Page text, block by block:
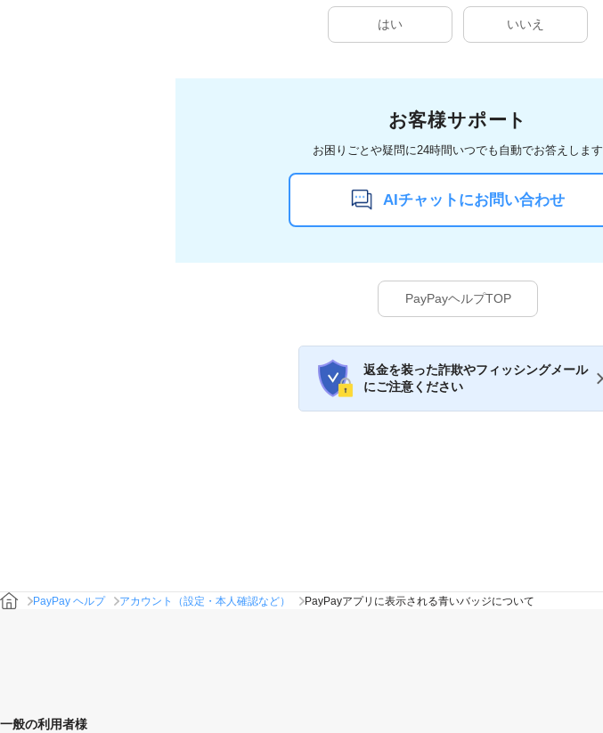
はい いいえ
お客様サポート
お困りごとや疑問に24時間いつでも自動でお答えします
AIチャットにお問い合わせ
PayPayヘルプTOP
返金を装った詐欺やフィッシングメール
にご注意ください
PayPay ヘルプ アカウント（設定・本人確認など） PayPayアプリに表示される青いバッジについて
一般の利用者様